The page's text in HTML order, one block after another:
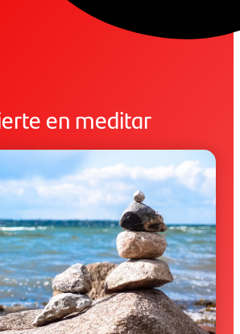
en meditar